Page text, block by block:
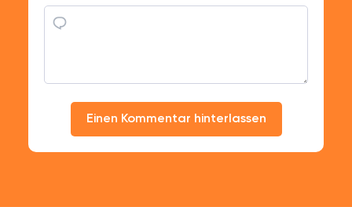
Einen Kommentar hinterlassen